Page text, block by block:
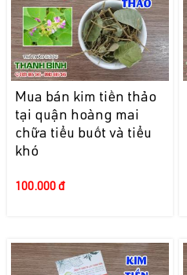
Mua bán kim tiền thảo
tại quận hoàng mai
chữa tiểu buốt và tiểu
khó
100.000 đ